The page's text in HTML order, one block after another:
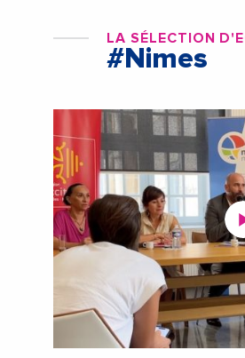
LA SÉLECTION
#Nimes